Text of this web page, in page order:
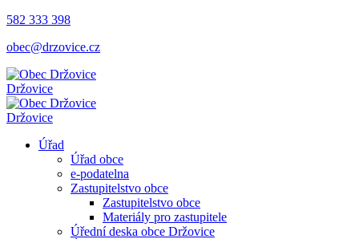
582 333 398
obec@drzovice.cz
Držovice
Držovice
Úřad
Úřad obce
e-podatelna
Zastupitelstvo obce
Zastupitelstvo obce
Materiály pro zastupitele
Úřední deska obce Držovice